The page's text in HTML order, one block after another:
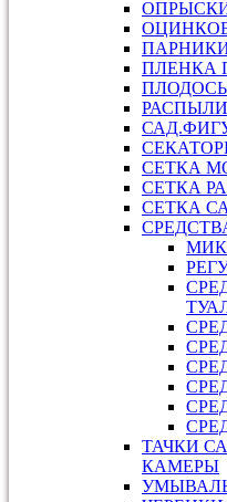
ПЛЕНКА
СЕТКА
СЕТКА
СЕТКА
ТАЧКИ
КАМЕРЫ